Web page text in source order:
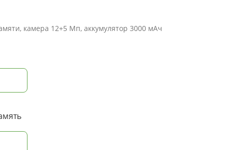
камера 12+5 Мп, аккумулятор 3000 мАч